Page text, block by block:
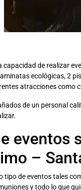
capacidad de realizar
ecológicas, 2
atracciones como
de un personal
eventos
–
tipo de eventos tales
y todo lo que